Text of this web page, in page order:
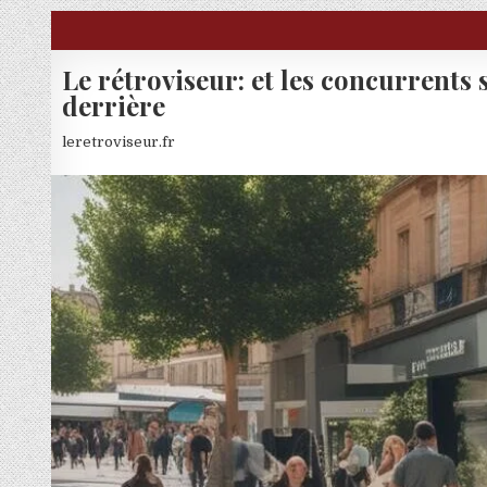
Skip to content
Le rétroviseur: et les concurrents
derrière
leretroviseur.fr